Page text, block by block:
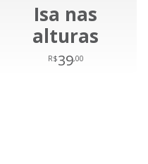
Isa nas
alturas
R$39,00